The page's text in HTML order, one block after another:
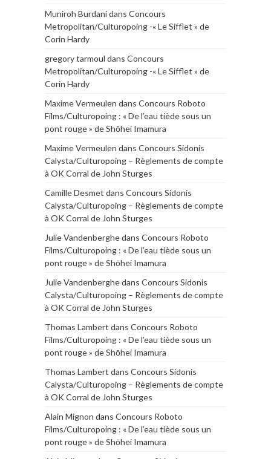
Muniroh Burdanidans Concours
Metropolitan/Culturopoing -« Le Sifflet » de
Corin Hardy
gregory tarmoul dans Concours
Metropolitan/Culturopoing -« Le Sifflet » de
Corin Hardy
Maxime Vermeulen dans Concours Roboto
Films/Culturopoing : « De l’eau tiède sous un
pont rouge » de Shōhei Imamura
Maxime Vermeulen dans Concours Sidonis
Calysta/Culturopoing – Règlements de compte
à OK Corral de John Sturges
Camille Desmet dans Concours Sidonis
Calysta/Culturopoing – Règlements de compte
à OK Corral de John Sturges
Julie Vandenberghedans Concours Roboto
Films/Culturopoing : « De l’eau tiède sous un
pont rouge » de Shōhei Imamura
Julie Vandenberghedans Concours Sidonis
Calysta/Culturopoing – Règlements de compte
à OK Corral de John Sturges
Thomas Lambert dans Concours Roboto
Films/Culturopoing : « De l’eau tiède sous un
pont rouge » de Shōhei Imamura
Thomas Lambert dans Concours Sidonis
Calysta/Culturopoing – Règlements de compte
à OK Corral de John Sturges
Alain Mignon dans Concours Roboto
Films/Culturopoing : « De l’eau tiède sous un
pont rouge » de Shōhei Imamura